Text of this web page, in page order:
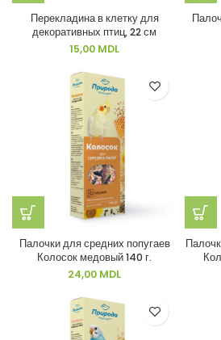
Перекладина в клетку для
декоративных птиц, 22 см
15,00 MDL
Палочки для средних попугаев
Колосок медовый 140 г.
24,00 MDL